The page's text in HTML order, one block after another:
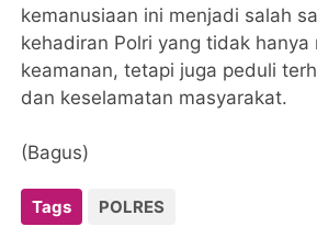
kemanusiaan ini menjadi salah
kehadiran Polri yang tidak hanya
keamanan, tetapi juga peduli
dan keselamatan masyarakat.
(Bagus)
Tags POLRES